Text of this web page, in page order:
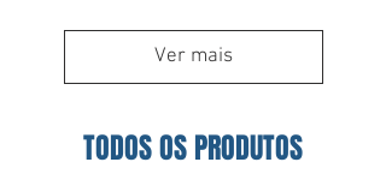
Ver mais
TODOS OS PRODUTOS